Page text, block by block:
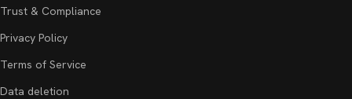
Trust & Compliance
Privacy Policy
Terms of Service
Data deletion